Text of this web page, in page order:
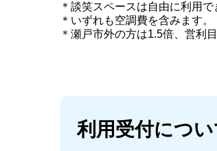
＊談笑スペースは自由に利用で
＊いずれも空調費を含みます。
＊瀬戸市外の方は1.5倍、営利
利用受付につい